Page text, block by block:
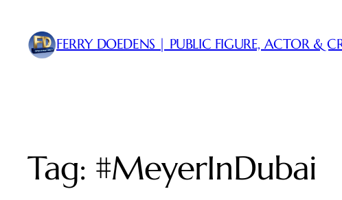
FERRY DOEDENS | PUBLIC FIGURE, ACTOR &
Tag: #MeyerInDubai